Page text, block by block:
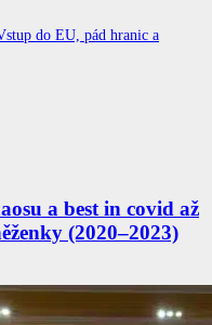
do EU, pád hranic a
a best in covid až
(2020–2023)